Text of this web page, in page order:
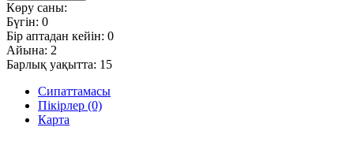
Көру саны:
Бүгін: 0
Бір аптадан кейін: 0
Айына: 2
Барлық уақытта: 15
Сипаттамасы
Пікірлер (0)
Карта